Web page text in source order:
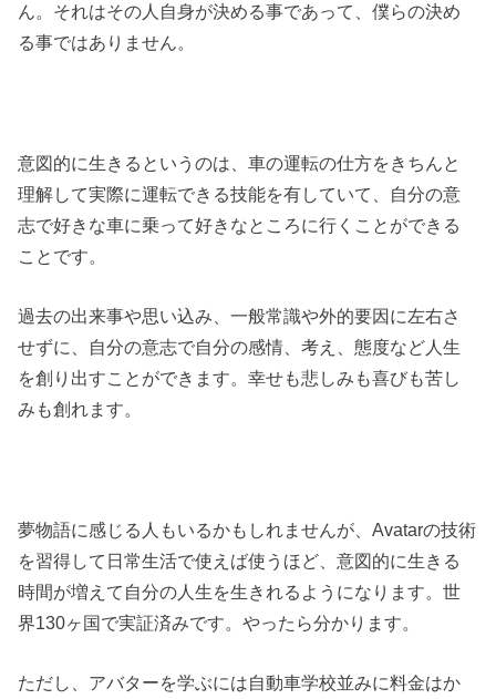
ん。それはその人自身が決める事であって、僕らの決め
る事ではありません。
意図的に生きるというのは、車の運転の仕方をきちんと
理解して実際に運転できる技能を有していて、自分の意
志で好きな車に乗って好きなところに行くことができる
ことです。
過去の出来事や思い込み、一般常識や外的要因に左右さ
せずに、自分の意志で自分の感情、考え、態度など人生
を創り出すことができます。幸せも悲しみも喜びも苦し
みも創れます。
夢物語に感じる人もいるかもしれませんが、Avatarの技術
を習得して日常生活で使えば使うほど、意図的に生きる
時間が増えて自分の人生を生きれるようになります。世
界130ヶ国で実証済みです。やったら分かります。
ただし、アバターを学ぶには自動車学校並みに料金はか